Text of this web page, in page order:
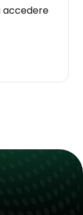
accedere